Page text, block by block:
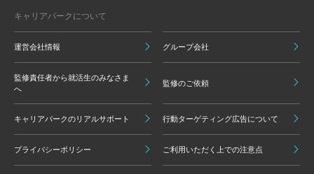
キャリアパークについて
運営会社情報 グループ会社
監修責任者から就活生のみなさま
へ
監修のご依頼
キャリアパークのリアルサポート 行動ターゲティング広告について
プライバシーポリシー ご利用いただく上での注意点